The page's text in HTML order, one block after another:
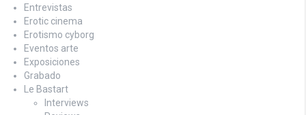
Entrevistas
Erotic cinema
Erotismo cyborg
Eventos arte
Exposiciones
Grabado
Le Bastart
Interviews